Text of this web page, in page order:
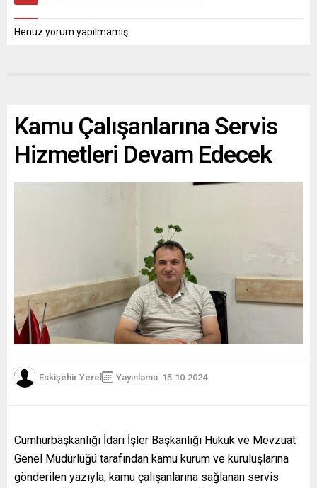
Henüz yorum yapılmamış.
Kamu Çalışanlarına Servis
Hizmetleri Devam Edecek
Eskişehir Yerel Yayınlama: 15.10.2024
Cumhurbaşkanlığı İdari İşler Başkanlığı Hukuk ve Mevzuat
Genel Müdürlüğü tarafından kamu kurum ve kuruluşlarına
gönderilen yazıyla, kamu çalışanlarına sağlanan servis